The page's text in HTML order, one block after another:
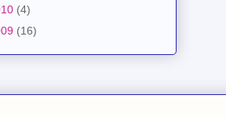
(4)
(16)